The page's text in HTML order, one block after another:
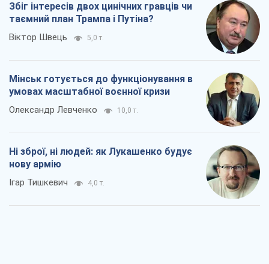
Збіг інтересів двох цинічних гравців чи
таємний план Трампа і Путіна?
Віктор Швець 5,0 т.
Мінськ готується до функціонування в
умовах масштабної воєнної кризи
Олександр Левченко 10,0 т.
Ні зброї, ні людей: як Лукашенко будує
нову армію
Ігар Тишкевич 4,0 т.